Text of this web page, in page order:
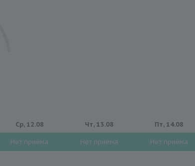
Ср, 12.08
Нет приема
Чт, 13.08
Нет приема
Пт, 14.08
Нет приема